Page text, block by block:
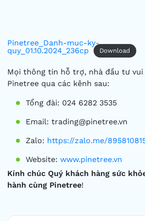
Pinetree_Danh-muc-ky-
quy_01.10.2024_236cp
Download
Mọi thông tin hỗ trợ, nhà đầu tư vui
Pinetree qua các kênh sau:
Tổng đài: 024 6282 3535
Email: trading@pinetree.vn
Zalo: https://zalo.me/
Website: www.pinetree.vn
Kính chúc Quý khách hàng sức
hành cùng Pinetree!